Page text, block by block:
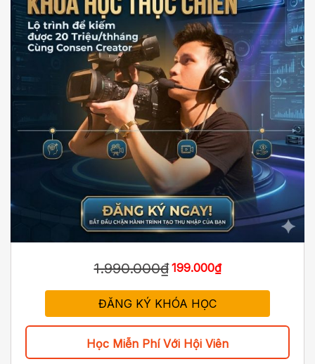
1.990.000₫ 199.000₫
ĐĂNG KÝ KHÓA HỌC
Học Miễn Phí Với Hội Viên